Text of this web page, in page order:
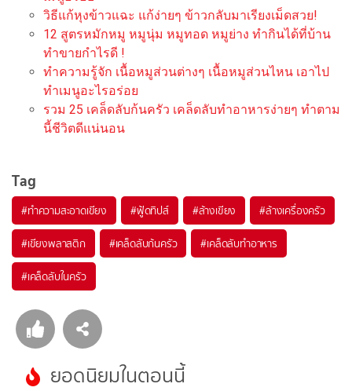
วิธีแก้หุงข้าวแฉะ แก้ง่ายๆ ข้าวกลับมาเรียงเม็ดสวย!
12 สูตรหมักหมู หมูนุ่ม หมูทอด หมูย่าง ทำกินได้ที่บ้าน
ทำขายกำไรดี !
ทำความรู้จัก เนื้อหมูส่วนต่างๆ เนื้อหมูส่วนไหน เอาไป
ทำเมนูอะไรอร่อย
รวม 25 เคล็ดลับก้นครัว เคล็ดลับทำอาหารง่ายๆ ทำตาม
นี้ชีวิตดีแน่นอน
Tag
#ทำความสะอาดเขียง #ฟู้ดทิปส์ #ล้างเขียง #ล้างเครื่องครัว
#เขียงพลาสติก #เคล็ดลับก้นครัว #เคล็ดลับทำอาหาร
#เคล็ดลับในครัว
ยอดนิยมในตอนนี้